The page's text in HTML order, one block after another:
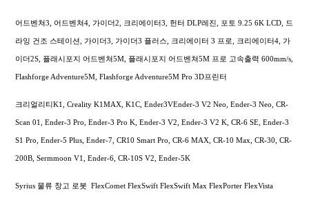
어드벤쳐3, 어드벤쳐4, 가이더2, 크리에이터3, 헌터 DLP레진, 포토 9.25 6K LCD, 드
라잉 건조 스테이션, 가이더3, 가이더3 플러스, 크리에이터 3 프로, 크리에이터4, 가
이더2S, 플래시포지 어드벤쳐5M, 플래시포지 어드벤쳐5M 프로 고속출력 600mm/s,
Flashforge Adventure5M, Flashforge Adventure5M Pro 3D프린터
크리얼리티K1, Creality K1MAX, K1C, Ender3VEnder-3 V2 Neo, Ender-3 Neo, CR-
Scan 01, Ender-3 Pro, Ender-3 Pro K, Ender-3 V2, Ender-3 V2 K, CR-6 SE, Ender-3
S1 Pro, Ender-5 Plus, Ender-7, CR10 Smart Pro, CR-6 MAX, CR-10 Max, CR-30, CR-
200B, Sermmoon V1, Ender-6, CR-10S V2, Ender-5K
Syrius 물류 창고 로봇 FlexComet FlexSwift FlexSwift Max FlexPorter FlexVista